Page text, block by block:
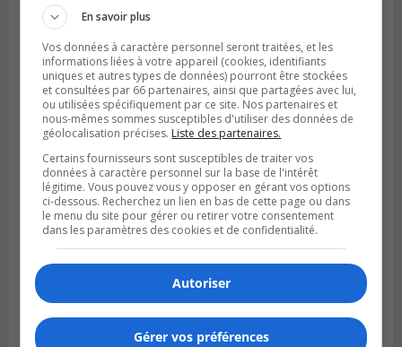
GREENFIELD PARK
Publié le 6 août 2026 à 13h45
Greenfield Park veut s’armer contre les
fortes
pluies
En savoir plus
Vos données à caractère personnel seront traitées, et les
informations liées à votre appareil (cookies, identifiants
uniques et autres types de données) pourront être stockées
et consultées par 66 partenaires, ainsi que partagées avec lui,
ou utilisées spécifiquement par ce site. Nos partenaires et
nous-mêmes sommes susceptibles d'utiliser des données de
géolocalisation précises. Liste des partenaires.
Certains fournisseurs sont susceptibles de traiter vos
données à caractère personnel sur la base de l'intérêt
légitime. Vous pouvez vous y opposer en gérant vos options
ci-dessous. Recherchez un lien en bas de cette page ou dans
le menu du site pour gérer ou retirer votre consentement
dans les paramètres des cookies et de confidentialité.
Autoriser
Gérer vos préférences